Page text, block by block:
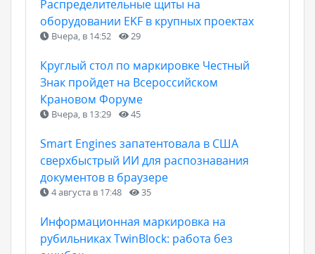
Распределительные щиты на
оборудовании EKF в крупных проектах
Вчера, в 14:52 29
Круглый стол по маркировке Честный
Знак пройдет на Всероссийском
Крановом Форуме
Вчера, в 13:29 45
Smart Engines запатентовала в США
сверхбыстрый ИИ для распознавания
документов в браузере
4 августа в 17:48 35
Информационная маркировка на
рубильниках TwinBlock: работа без